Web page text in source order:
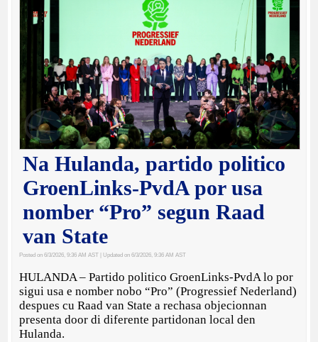
Na Hulanda, partido politico
GroenLinks-PvdA por usa
nomber “Pro” segun Raad
van State
Posted on 6/3/2026, 9:36 AM AST | Updated on 6/3/2026, 9:36 AM AST
HULANDA – Partido politico GroenLinks-PvdA lo por
sigui usa e nomber nobo “Pro” (Progressief Nederland)
despues cu Raad van State a rechasa objecionnan
presenta door di diferente partidonan local den
Hulanda.